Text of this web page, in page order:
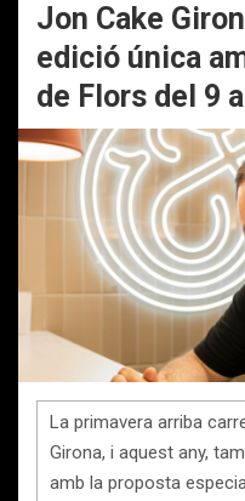
Jon Cake
edició única
de Flors del 9
La primavera arriba
Girona, i aquest any,
amb la proposta